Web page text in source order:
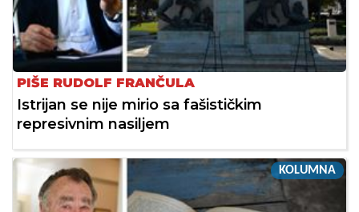
PIŠE RUDOLF FRANČULA
Istrijan se nije mirio sa fašističkim
represivnim nasiljem
KOLUMNA